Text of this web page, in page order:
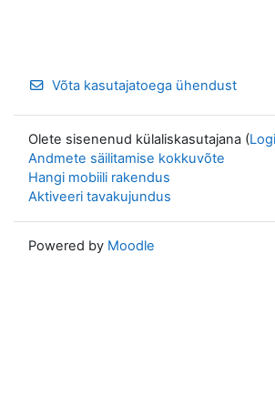
Võta kasutajatoega ühendust
Olete sisenenud külaliskasutajana (
Andmete säilitamise kokkuvõte
Hangi mobiili rakendus
Aktiveeri tavakujundus
Powered by Moodle